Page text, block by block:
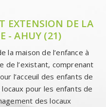
EXTENSION DE LA
- AHUY (21)
la maison de l’enfance à
de l’existant, comprenant
l’acceuil des enfants de
pour les enfants de
des locaux